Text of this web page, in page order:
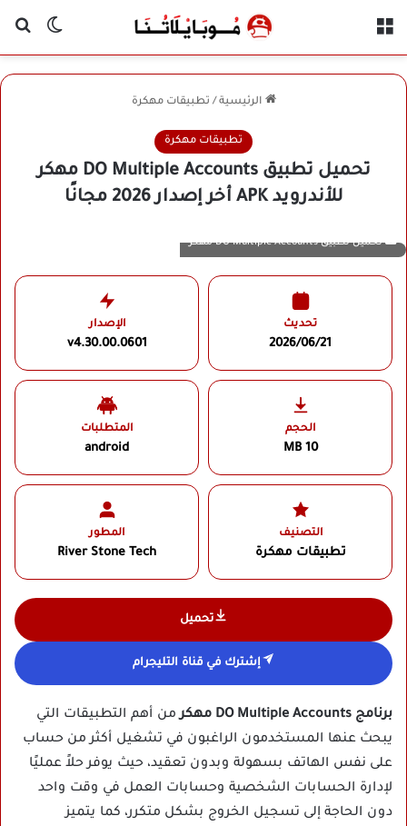
الوضع
الرئيسية / تطبيقات مهكرة
تطبيقات مهكرة
تحميل تطبيق DO Multiple Accounts مهكر
للأندرويد APK أخر إصدار 2026 مجانًا
تحميل تطبيق DO Multiple Accounts مهكر
تحديث
2026/06/21
الإصدار
v4.30.00.0601
الحجم
10 MB
المتطلبات
android
التصنيف
تطبيقات مهكرة
المطور
River Stone Tech‏
تحميل
إشترك في قناة التليجرام
برنامج DO Multiple Accounts مهكر
من أهم التطبيقات التي
يبحث عنها المستخدمون الراغبون في تشغيل أكثر من حساب
على نفس الهاتف بسهولة وبدون تعقيد، حيث يوفر حلاً عمليًا
لإدارة الحسابات الشخصية وحسابات العمل في وقت واحد
دون الحاجة إلى تسجيل الخروج بشكل متكرر، كما يتميز